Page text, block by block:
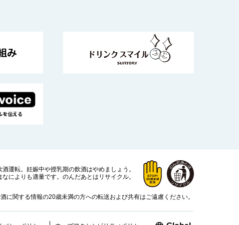
運転。 妊娠中や授乳期の飲酒はやめましょう。
なによりも適量です。 のんだあとはリサイクル。
に関する情報の20歳未満の方への転送および共有はご遠慮ください。